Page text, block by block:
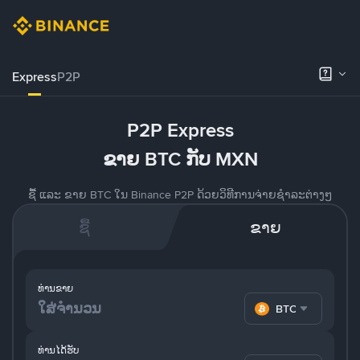
ExpressP2P
P2P Express
ຂາຍ BTC ກັບ MXN
ຊື້ ແລະ ຂາຍ BTC ໃນ Binance P2P ດ້ວຍວິທີການຈ່າຍຊຳລະຕ່າງໆ
ຊື້ ຂາຍ
ທ່ານໄດ້ຮັບ
ທ່ານຂາຍ
BTC